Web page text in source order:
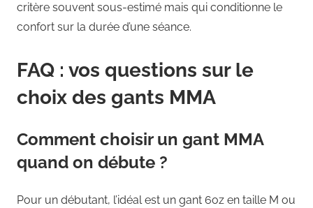
critère souvent sous-estimé mais qui conditionne le
confort sur la durée d’une séance.
FAQ : vos questions sur le
choix des gants MMA
Comment choisir un gant MMA
quand on débute ?
Pour un débutant, l’idéal est un gant 6oz en taille M ou